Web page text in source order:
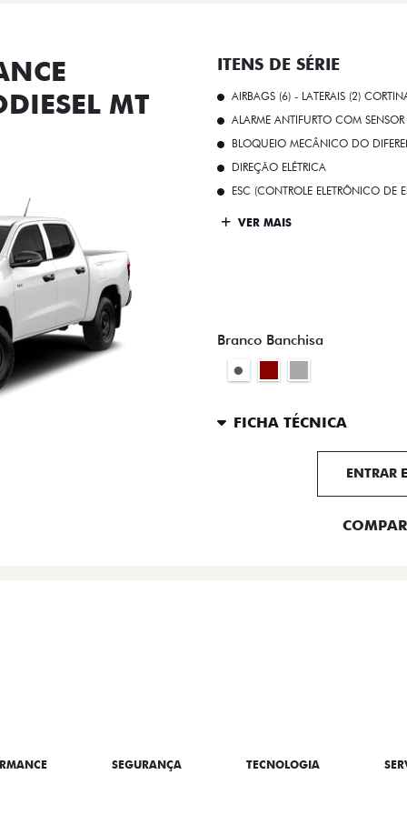
MT
ITENS DE SÉRIE
AIRBAGS (6) - LATERAIS (2)
ALARME ANTIFURTO COM SENSOR
BLOQUEIO MECÂNICO DO
DIREÇÃO ELÉTRICA
ESC (CONTROLE ELETRÔNICO DE
VER MAIS
Branco Banchisa
FICHA TÉCNICA
ENTRAR
SEGURANÇA TECNOLOGIA